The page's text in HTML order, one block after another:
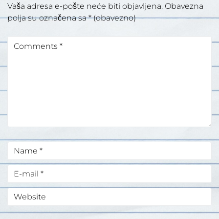
Vaša adresa e-pošte neće biti objavljena. Obavezna
polja su označena sa* (obavezno)